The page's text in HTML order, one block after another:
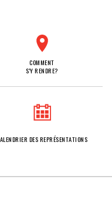
COMMENT
S'Y RENDRE?
DES REPRÉSENTATIONS